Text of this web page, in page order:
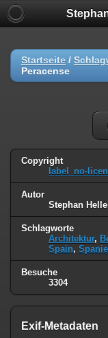
Startseite /
Peracense
Copyright
label_no-
Autor
Stephan
Schlagworte
Architektur,
Spain,
Besuche
3304
Exif-Metadaten